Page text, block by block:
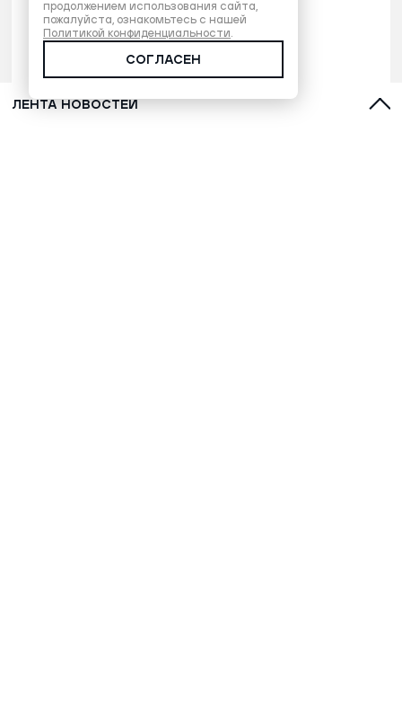
ЛЕНТА НОВОСТЕЙ
продолжением использования сайта,
пожалуйста, ознакомьтесь с нашей
Политикой конфиденциальности.
СОГЛАСЕН